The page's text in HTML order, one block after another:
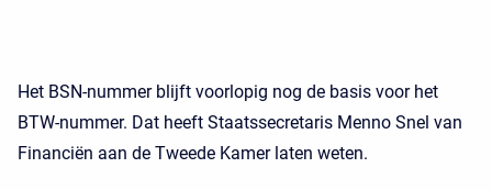
Het BSN-nummer blijft voorlopig nog de basis voor het
BTW-nummer. Dat heeft Staatssecretaris Menno Snel van
Financiën aan de Tweede Kamer laten weten.